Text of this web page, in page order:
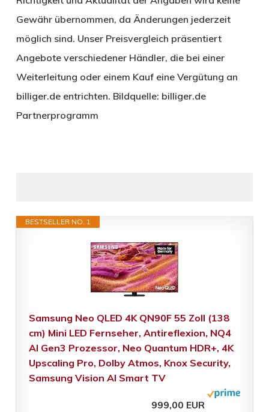
Gewähr übernommen, da Änderungen jederzeit
möglich sind. Unser Preisvergleich präsentiert
Angebote verschiedener Händler, die bei einer
Weiterleitung oder einem Kauf eine Vergütung an
billiger.de entrichten. Bildquelle: billiger.de
Partnerprogramm
BESTSELLER NO. 1
Samsung Neo QLED 4K QN90F 55 Zoll (138
cm) Mini LED Fernseher, Antireflexion, NQ4
AI Gen3 Prozessor, Neo Quantum HDR+, 4K
Upscaling Pro, Dolby Atmos, Knox Security,
Samsung Vision AI Smart TV
999,00 EUR